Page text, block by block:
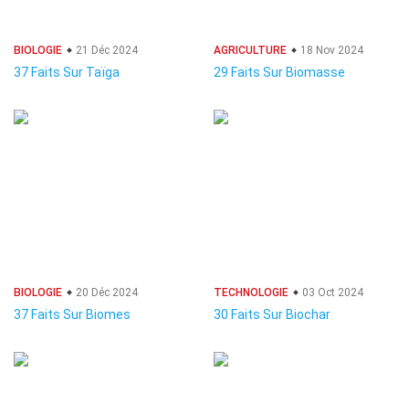
BIOLOGIE 21 Déc 2024
37 Faits Sur Taïga
AGRICULTURE 18 Nov 2024
29 Faits Sur Biomasse
BIOLOGIE 20 Déc 2024
37 Faits Sur Biomes
TECHNOLOGIE 03 Oct 2024
30 Faits Sur Biochar